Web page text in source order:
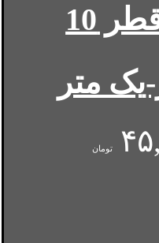
رنگی قطر 10
یک متر
تومان